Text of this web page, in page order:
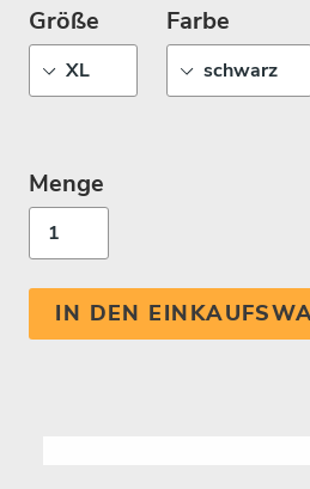
Größe Farbe
Menge
IN DEN